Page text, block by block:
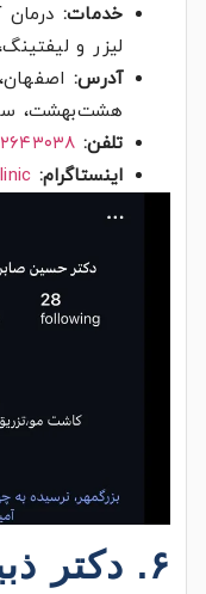
خدمات: درمان
لیزر و
آدرس:اصفهان،
هشت‌بهشت،
تلفن:
اینستاگرام:
۶. دکتر ذبیح‌الله شاهمرادی